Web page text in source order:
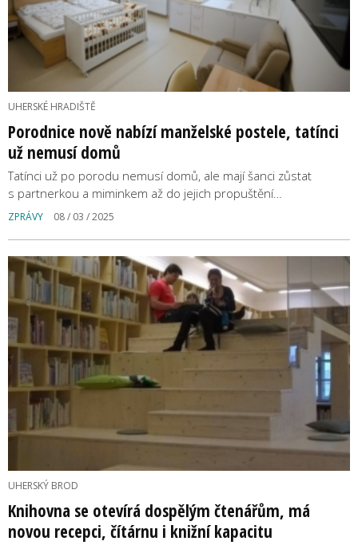
UHERSKÉ HRADIŠTĚ
Porodnice nově nabízí manželské postele, tatínci
už nemusí domů
Tatínci už po porodu nemusí domů, ale mají šanci zůstat
s partnerkou a miminkem až do jejich propuštění…
ZPRÁVY 08 / 03 / 2025
UHERSKÝ BROD
Knihovna se otevírá dospělým čtenářům, má
novou recepci, čítárnu i knižní kapacitu